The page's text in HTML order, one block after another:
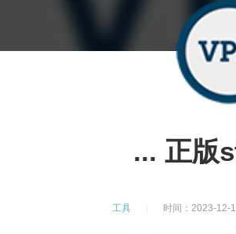
... 正版
工具 时间：2023-12-